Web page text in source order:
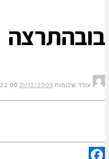
בובהתרצה
עודד שלומות 31/12/2009
22:00